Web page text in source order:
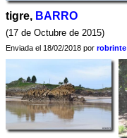
tigre, BARRO
(17 de Octubre de 2015)
Enviada el 18/02/2018 por robrinte